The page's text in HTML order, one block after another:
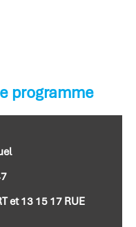
programme
et 13 15 17 RUE